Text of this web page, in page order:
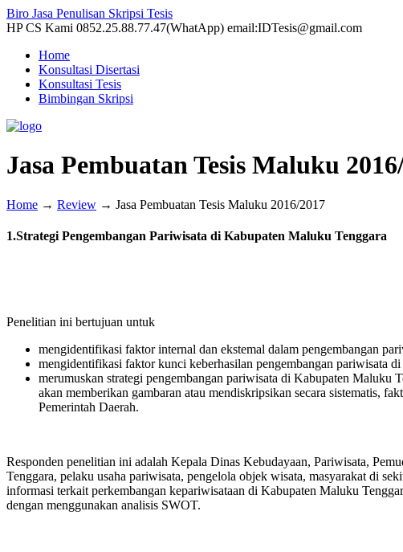
Biro Jasa Penulisan Skripsi Tesis
HP CS Kami 0852.25.88.77.47(WhatApp) email:IDTesis@gmail.com
Home
Konsultasi Disertasi
Konsultasi Tesis
Bimbingan Skripsi
Jasa Pembuatan Tesis Maluku
Home → Review → Jasa Pembuatan Tesis Maluku 2016/2017
1.Strategi Pengembangan Pariwisata di Kabupaten Maluku Tenggara
Penelitian ini bertujuan untuk
mengidentifikasi faktor internal dan ekstemal dalam pengembangan
mengidentifikasi faktor kunci keberhasilan pengembangan pariwisata
merumuskan strategi pengembangan pariwisata di Kabupaten Maluku
akan memberikan gambaran atau mendiskripsikan secara sistematis,
Pemerintah Daerah.
Responden penelitian ini adalah Kepala Dinas Kebudayaan, Pariwisata,
Tenggara, pelaku usaha pariwisata, pengelola objek wisata, masyarakat di
informasi terkait perkembangan kepariwisataan di Kabupaten Maluku
dengan menggunakan analisis SWOT.